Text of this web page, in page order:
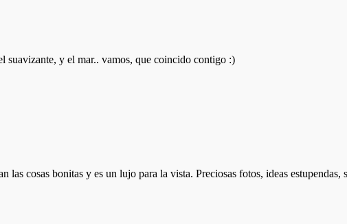
suavizante, y el mar.. vamos, que coincido contigo :)
las cosas bonitas y es un lujo para la vista. Preciosas fotos, ideas